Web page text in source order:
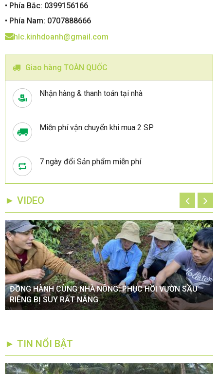
• Phía Bắc: 0399156166
• Phía Nam: 0707888666
hlc.kinhdoanh@gmail.com
Giao hàng TOÀN QUỐC
Nhận hàng & thanh toán tại nhà
Miễn phí vận chuyển khi mua 2 SP
7 ngày đổi Sản phẩm miễn phí
► VIDEO
ĐỒNG HÀNH CÙNG NHÀ NÔNG: PHỤC HỒI VƯỜN SẦU
RIÊNG BỊ SUY RẤT NẶNG
► TIN NỔI BẬT